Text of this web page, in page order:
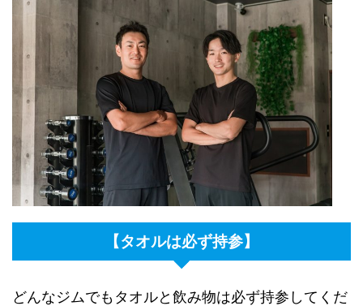
【タオルは必ず持参】
どんなジムでもタオルと飲み物は必ず持参してくだ